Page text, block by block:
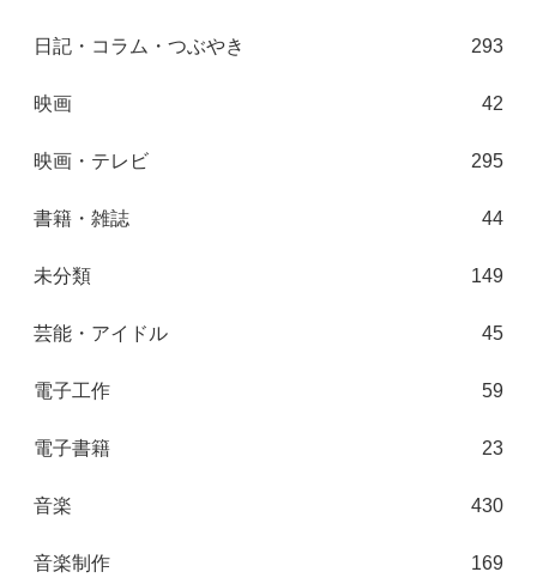
日記・コラム・つぶやき 293
映画 42
映画・テレビ 295
書籍・雑誌 44
未分類 149
芸能・アイドル 45
電子工作 59
電子書籍 23
音楽 430
音楽制作 169